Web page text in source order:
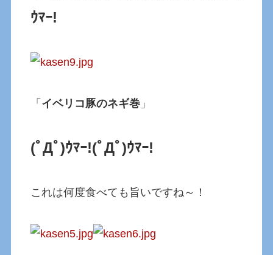
ｳﾏｰ!
「 イベリコ豚のネギ巻 」
(ﾟДﾟ)ｳﾏｰ!(ﾟДﾟ)ｳﾏｰ!
これは何度食べても旨いですね～！